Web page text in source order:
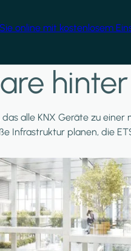
online mit kostenlosem
alle KNX Geräte zu
Infrastruktur planen, die